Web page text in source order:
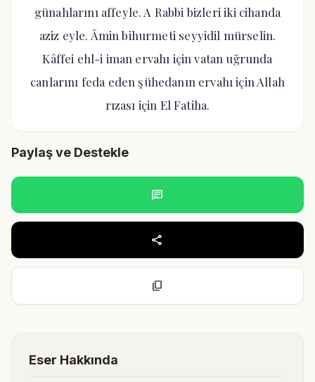
günahlarını affeyle. A Rabbi bizleri iki cihanda
aziz eyle. Âmin bihurmeti seyyidil mürselin.
Kâffei ehl-i iman ervahı için vatan uğrunda
canlarını feda eden şühedanın ervahı için Allah
rızası için El Fatiha.
Paylaş ve Destekle
chat
share
content_copy
Eser Hakkında